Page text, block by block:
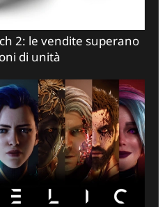
2: le vendite superano
di unità